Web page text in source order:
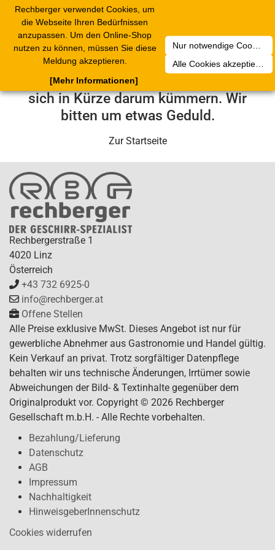
Rechberger verwendet Cookies, um
die Webseite Ihren Bedürfnissen
anzupassen. Um den Online-Shop
nutzen zu können, müssen Sie diese
Meldung akzeptieren.
Nur notwendige Cookies akzeptieren
Alle Cookies akzeptieren
[Mehr Informationen]
Leider ist ein technischer Fehler
aufgetreten. Unser Service-Team wird
sich in Kürze darum kümmern. Wir
bitten um etwas Geduld.
Zur Startseite
Rechbergerstraße 1
4020 Linz
Österreich
+43 732 6925-0
info@rechberger.at
Offene Stellen
Alle Preise exklusive MwSt. Dieses Angebot ist nur für
gewerbliche Abnehmer aus Gastronomie und Handel gültig.
Kein Verkauf an privat. Trotz sorgfältiger Datenpflege
behalten wir uns technische Änderungen, Irrtümer sowie
Abweichungen der Bild- & Textinhalte gegenüber dem
Originalprodukt vor. Copyright © 2026 Rechberger
Gesellschaft m.b.H. - Alle Rechte vorbehalten.
Bezahlung/Lieferung
Datenschutz
AGB
Impressum
Nachhaltigkeit
HinweisgeberInnenschutz
Cookies widerrufen